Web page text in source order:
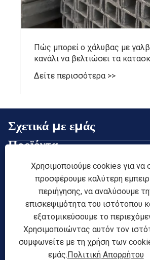
Πώς μπορεί ο χάλυβας με
κανάλι να βελτιώσει τα
Δείτε περισσότερα >>
Σχετικά με εμάς
Προϊόντα
Επικοινωνήστε μαζί μας
ΑΚΟΛΟΥΘΗΣΕ
Πνευματικά δικαιώματα © 2026
Enterprise Management Co., Ltd.
παντός δικαιώματος. Links
Πολιτική Απορρήτου
Χρησιμοποιούμε cookies για να
προσφέρουμε καλύτερη
περιήγησης, να αναλύσουμε
επισκεψιμότητα του ιστότοπου
εξατομικεύσουμε το
Χρησιμοποιώντας αυτόν τον
συμφωνείτε με τη χρήση των
εμάς.Πολιτική Απορρήτου